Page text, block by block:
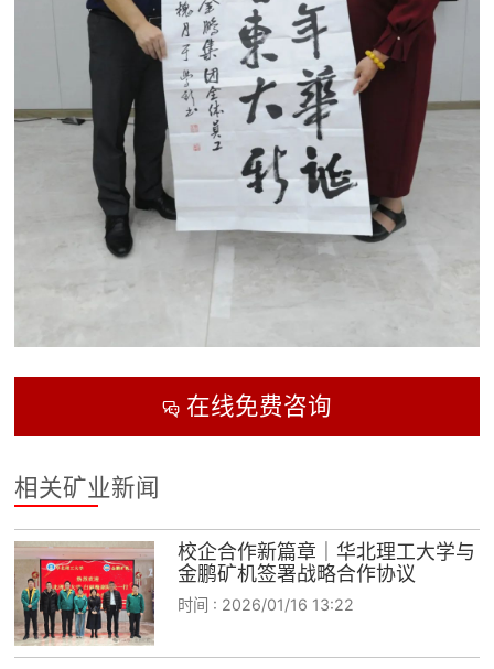
在线免费咨询
相关矿业新闻
校企合作新篇章｜华北理工大学与
金鹏矿机签署战略合作协议
时间 : 2026/01/16 13:22